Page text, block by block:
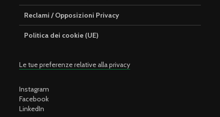
Reclami / Opposizioni Privacy
Politica dei cookie (UE)
Le tue preferenze relative alla privacy
Instagram
Facebook
LinkedIn